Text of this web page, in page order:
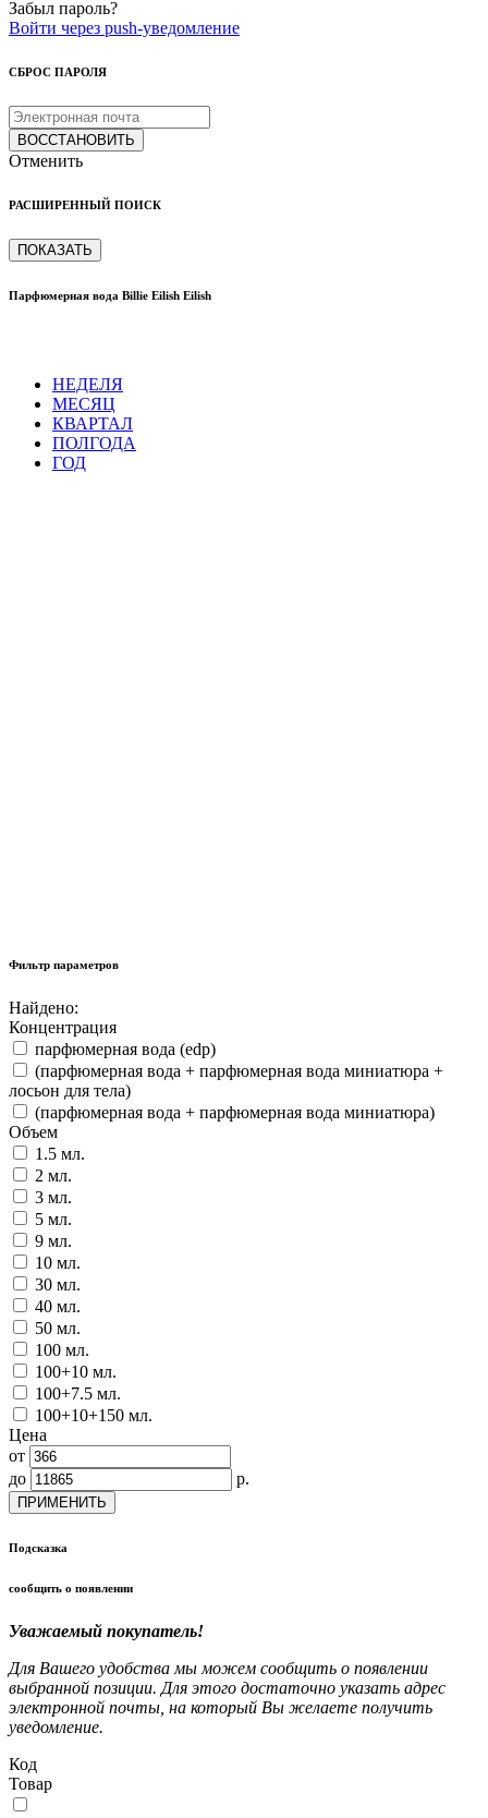
Забыл пароль?
Войти через push-уведомление
СБРОС ПАРОЛЯ
ВОССТАНОВИТЬ
Отменить
РАСШИРЕННЫЙ ПОИСК
ПОКАЗАТЬ
Парфюмерная вода Billie Eilish Eilish
НЕДЕЛЯ
МЕСЯЦ
КВАРТАЛ
ПОЛГОДА
ГОД
Фильтр параметров
Найдено:
Концентрация
парфюмерная вода (edp)
(парфюмерная вода + парфюмерная вода миниатюра +
лосьон для тела)
(парфюмерная вода + парфюмерная вода миниатюра)
Объем
1.5 мл.
2 мл.
3 мл.
5 мл.
9 мл.
10 мл.
30 мл.
40 мл.
50 мл.
100 мл.
100+10 мл.
100+7.5 мл.
100+10+150 мл.
Цена
от
до
р.
ПРИМЕНИТЬ
Подсказка
сообщить о появлении
Уважаемый покупатель!
Для Вашего удобства мы можем сообщить о появлении
выбранной позиции. Для этого достаточно указать адрес
электронной почты, на который Вы желаете получить
уведомление.
Код
Товар